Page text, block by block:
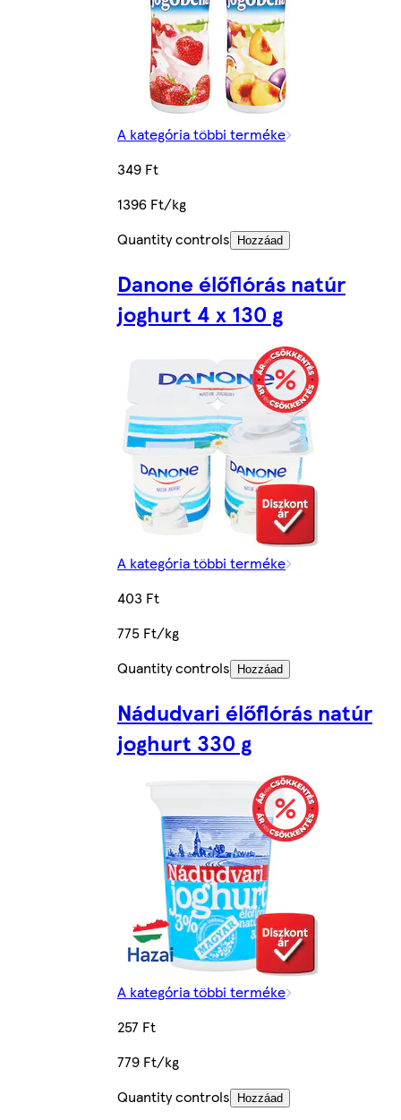
A kategória többi terméke
349 Ft
1396 Ft/kg
Quantity controls
Hozzáad
Danone élőflórás natúr
joghurt 4 x 130 g
A kategória többi terméke
403 Ft
775 Ft/kg
Quantity controls
Hozzáad
Nádudvari élőflórás natúr
joghurt 330 g
A kategória többi terméke
257 Ft
779 Ft/kg
Quantity controls
Hozzáad